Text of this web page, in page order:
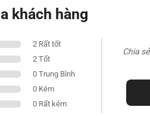
khách hàng
2 Rất tốt
2 Tốt
0 Trung Bình
0 Kém
0 Rất kém
Chia